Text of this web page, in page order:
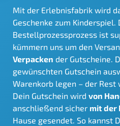
Mit der Erlebnisfabrik wird
Geschenke zum Kinderspiel.
Bestellprozessprozess ist
kümmern uns um den
Verpacken der Gutscheine.
gewünschten Gutschein
Warenkorb legen – der
Dein Gutschein wirdvon
anschließend sicher mit der
Hause gesendet. So kannst